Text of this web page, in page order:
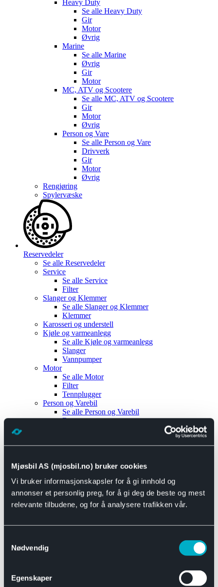
Mjøsbil AS (mjosbil.no) bruker cookies
Vi bruker informasjonskapsler for å gi innhold og
annonser et personlig preg, for å gi deg de beste og mest
relevante tilbudene, og for å analysere trafikken vår.
Nødvendig
Egenskaper
Heavy Duty
Se alle Heavy Duty
Gir
Motor
Øvrig
Marine
Se alle Marine
Øvrig
Gir
Motor
MC, ATV og Scootere
Se alle MC, ATV og Scootere
Gir
Motor
Øvrig
Person og Vare
Se alle Person og Vare
Drivverk
Gir
Motor
Øvrig
Rengjøring
Spylervæske
Reservedeler
Se alle Reservedeler
Service
Se alle Service
Filter
Slanger og Klemmer
Se alle Slanger og Klemmer
Klemmer
Karosseri og understell
Kjøle og varmeanlegg
Se alle Kjøle og varmeanlegg
Slanger
Vannpumper
Motor
Se alle Motor
Filter
Tennplugger
Person og Varebil
Se alle Person og Varebil
Brems
Motor og drivverk
Se alle Universal
Bremsedeler
Se alle Bremsedeler
Bremsenippler
Drivline og motor
Se alle Drivline og motor
Eksosanlegg